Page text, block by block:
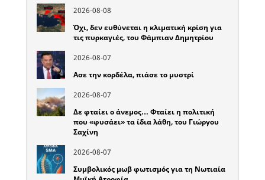
2026-08-08
Όχι, δεν ευθύνεται η κλιματική κρίση για
τις πυρκαγιές, του Φάμπιαν Δημητρίου
2026-08-07
Ασε την κορδέλα, πιάσε το μυστρί
2026-08-07
Δε φταίει ο άνεμος… Φταίει η πολιτική
που «φυσάει» τα ίδια λάθη, του Γιώργου
Σαχίνη
2026-08-07
Συμβολικός μωβ φωτισμός για τη Νωτιαία